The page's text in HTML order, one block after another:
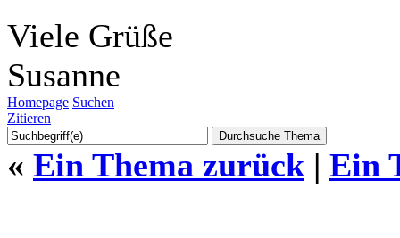
Viele Grüße
Susanne
Homepage Suchen
Zitieren
« Ein Thema zurück | Ein